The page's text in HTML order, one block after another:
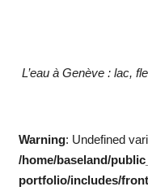
L’eau à Genève : lac,
Warning: Undefined
/home/baseland/
portfolio/includes/